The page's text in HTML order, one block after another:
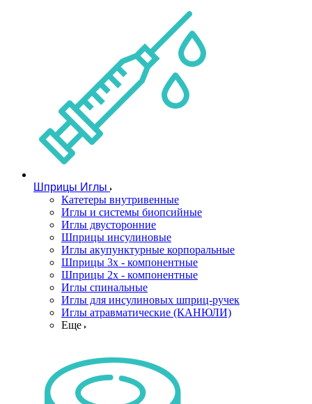
Шприцы Иглы
Катетеры внутривенные
Иглы и системы биопсийные
Иглы двусторонние
Шприцы инсулиновые
Иглы акупунктурные корпоральные
Шприцы 3х - компонентные
Шприцы 2х - компонентные
Иглы спинальные
Иглы для инсулиновых шприц-ручек
Иглы атравматические (КАНЮЛИ)
Еще